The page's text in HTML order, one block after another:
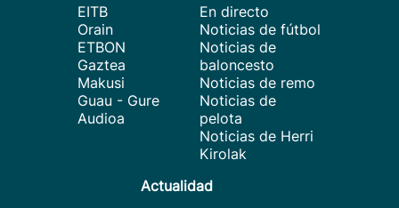
EITB
Orain
ETBON
Gaztea
Makusi
Guau - Gure
Audioa
En directo
Noticias de fútbol
Noticias de
baloncesto
Noticias de remo
Noticias de
pelota
Noticias de Herri
Kirolak
Actualidad